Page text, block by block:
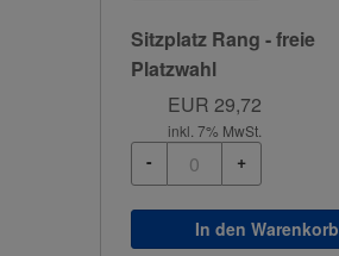
Sitzplatz Rang - freie
Platzwahl
EUR 29,72
inkl. 7% MwSt.
- +
In den Warenkorb